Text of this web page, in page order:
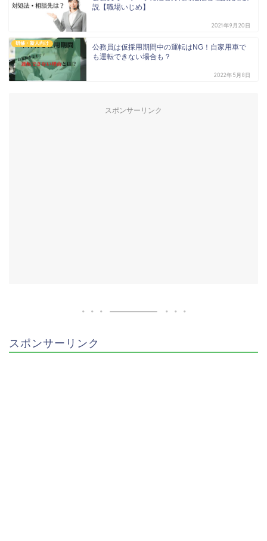
説【職場いじめ】
2021年9月20日
研修・新人向け
公務員は仮採用期間中の運転はNG！自家用車で
も運転できない場合も？
2022年5月8日
スポンサーリンク
スポンサーリンク